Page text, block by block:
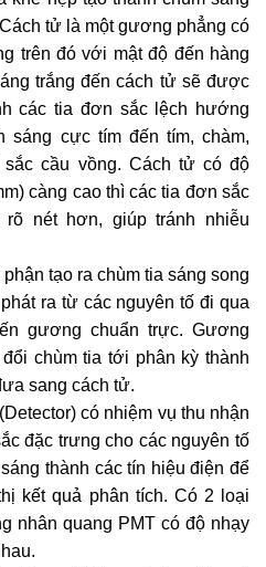
tử là một gương phẳng có
trên đó với mật độ đến hàng
trắng đến cách tử sẽ được
các tia đơn sắc lệch hướng
sáng cực tím đến tím, chàm,
cầu vồng. Cách tử có độ
càng cao thì các tia đơn sắc
nét hơn, giúp tránh nhiễu
tạo ra chùm tia sáng song
ra từ các nguyên tố đi qua
gương chuẩn trực. Gương
chùm tia tới phân kỳ thành
sang cách tử.
có nhiệm vụ thu nhận
đặc trưng cho các nguyên tố
thành các tín hiệu điện để
kết quả phân tích. Có 2 loại
nhân quang PMT có độ nhạy